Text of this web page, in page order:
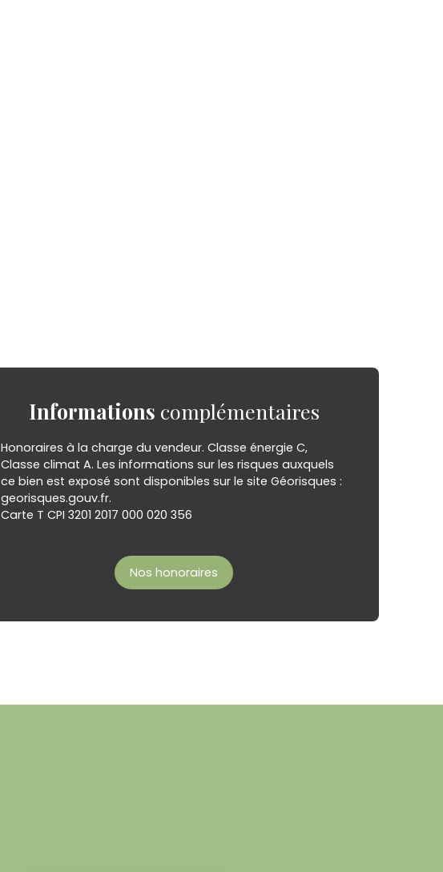
Informations complémentaires
Honoraires à la charge du vendeur. Classe énergie C,
Classe climat A. Les informations sur les risques auxquels
ce bien est exposé sont disponibles sur le site Géorisques :
georisques.gouv.fr.
Carte T CPI 3201 2017 000 020 356
Nos honoraires